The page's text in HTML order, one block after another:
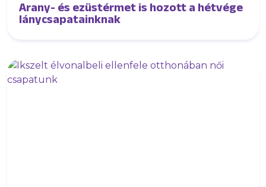
Arany- és ezüstérmet is hozott a hétvége
lánycsapatainknak